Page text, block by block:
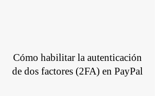
Cómo habilitar la autenticación
de dos factores (2FA) en PayPal